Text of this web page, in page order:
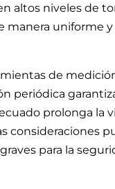
altos niveles de
manera uniforme
de
periódica
prolonga la
para la